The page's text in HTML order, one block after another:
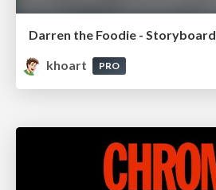
Darren the Foodie - Storyboard
khoart
PRO